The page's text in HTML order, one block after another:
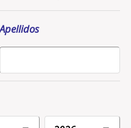
Apellidos